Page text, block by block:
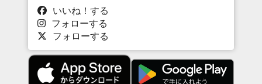
いいね！する
フォローする
フォローする